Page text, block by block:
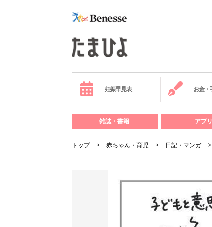
妊娠早見表 お金・
雑誌・書籍 アプリ
トップ 赤ちゃん・育児 日記・マンガ